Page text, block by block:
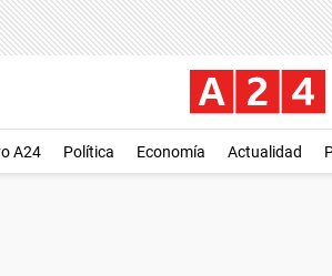
A24 Política Economía Actualidad